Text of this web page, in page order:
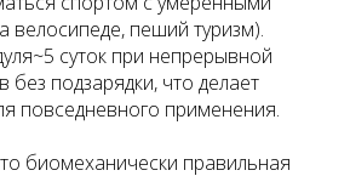
велосипеде, пеший туризм).
суток при непрерывной
без подзарядки, что делает
повседневного применения.
биомеханически правильная